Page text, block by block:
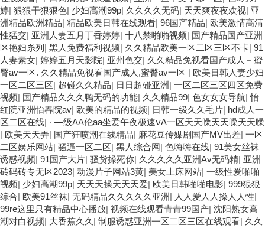
婷| 狠狠干狠狠色| 少妇高潮99p| 久久久久无码| 天天爽夜夜欢视| 亚
洲精品欧洲精品| 精品欧美日韩在线观看| 96国产精品| 欧美激情高清
性猛交| 亚洲人妻五月丁香婷婷| 十八禁啪啪视频| 国产精品国产亚洲
区艳妇糸列 | 黑人免费福利视频| 久久精品欧美一区二区三区不卡| 91
人妻素女| 婷婷五月天影院| 亚州色交| 久久精品免视看国产成人﹣蜜
臀av一区. 久久精品免视看国产成人,蜜臀av一区 | 欧美日韩人妻少妇
一区二区三区| 超碰久久精品| 日日超碰亚洲 | 一区二区三区四区免费
视频| 国产精品久久久鸭无码的功能| 久久精品99| 色女女女导航|怡
红院亚洲怡春院av| 欧美的精品的视频| 日韩一级久久毛片| hd成人一
区二区在线| · —级AA伦aa坐爱午夜极速ⅴA一区天天噪天天噪天天噪
| 欧美天天弄| 国产狂喷潮在线精品| 麻花豆传媒剧国产MV出差| 一区
二区娱乐网站| 骚逼一区二区| 黑人综合网| 色嗨嗨在线| 91美女丝袜
诱惑视频| 91国产大片| 骚货操死你| 久久久久久亚洲Av无码精| 亚洲
砖码砖专无区2023| 动漫片子网站3黄| 美女上床网站| 一级性爱啪啪
视频| 少妇高潮99p| 天天天操天天天爱| 欧美日韩啪啪电影| 999狠狠
综合| 欧美91丝袜| 无码精品久久久久久亚洲 | 人人爱人人操人人性|
99re这里只有精品中心播放| 视频在线观看青青99国产| 沈阳熟女高
潮对白视频| 大香蕉久久 | 制服诱惑亚洲一区二区三区在线观看| 久久